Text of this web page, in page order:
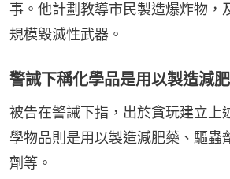
事。他計劃教導市民製造爆炸物，
規模毀滅性武器。
警誡下稱化學品是用以製造減
被告在警誡下指，出於貪玩建立上
學物品則是用以製造減肥藥、驅蟲
劑等。